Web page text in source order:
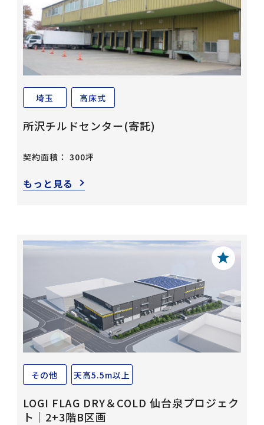
埼玉 高床式
所沢チルドセンター(寄託)
契約面積： 300坪
もっと見る
その他 天高5.5m以上
LOGI FLAG DRY＆COLD 仙台泉プロジェク
ト｜2+3階B区画